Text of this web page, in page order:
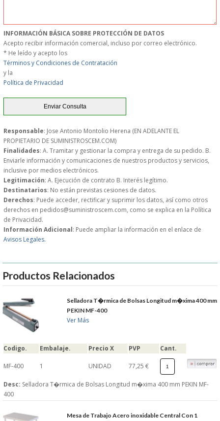
FORMA DE PAGO
CONDICIONES DE COMPRA
GARANTIAS Y
DEVOLUCIONES
AVISO LEGAL
POL�TICA DE PRIVACIDAD
CONDICIONES DE USO
NOTICIAS
BLOG
CERRAR
S�GUENOS EN
FACEBOOK
© 2026 SUMINISTROSCEM
TODOS LOS DERECHOS RESERVADOS
INFORMACIÓN BÁSICA SOBRE PROTECCIÓN DE DATOS
Acepto recibir información comercial, incluso por correo electrónico.
* He leído y acepto los
Términos y Condiciones de Contratación
y la
Política de Privacidad
Responsable: Jose Antonio Montolio Herena (EN ADELANTE EL
PROPIETARIO DE SUMINISTROSCEM.COM)
Finalidades: A. Tramitar y gestionar la compra y entrega de su pedido. B.
Enviarle información y comunicaciones de nuestros productos y servicios,
inclusive por medios electrónicos.
Legitimación: A. Ejecución de contrato B. Interés legítimo.
Destinatarios: No están previstas cesiones de datos.
Derechos: Puede acceder, rectificar y suprimir los datos, así como otros
derechos en pedidos@suministroscem.com, como se explica en la Política
de Privacidad.
Información Adicional: Puede ampliar la información en el enlace de
Avisos Legales.
Productos Relacionados
Selladora T�rmica de Bolsas Longitud m�xima 400 mm
PEKIN MF-400
Ver Más
Codigo. Embalaje. Precio X PVP Cant.
MF-400 1 UNIDAD 77,25 €
Desc: Selladora T�rmica de Bolsas Longitud m�xima 400 mm PEKIN MF-
400
Mesa de Trabajo Acero inoxidable Central Con 1